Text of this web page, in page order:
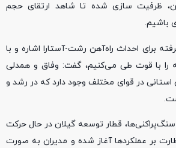
ظرفیت سازی شده تا شاهد ارتقای حجم
باشیم.
برای احداث راه‌آهن رشت-آستارا اشاره و با
را با قوت طی می‌کنیم، گفت: وفاق و همدلی
استانی در قوای مختلف وجود دارد که در رشد و
سنگ‌پراکنی‌ها، قطار توسعه گیلان در حال حرکت
بر عملکردها آغاز شده و مدیران به صورت